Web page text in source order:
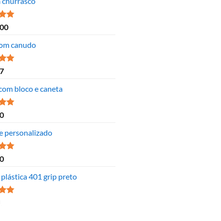
canudo
bloco e caneta
personalizado
401 grip preto